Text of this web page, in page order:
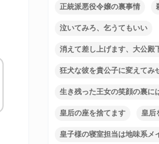
正統派悪役令嬢の裏事情
泣いてみろ、乞うてもいい
消えて差し上げます、大公殿
狂犬な彼を貴公子に変えてみ
生き残った王女の笑顔の裏に
皇后の座を捨てます 皇后
皇子様の寝室担当は地味系メ